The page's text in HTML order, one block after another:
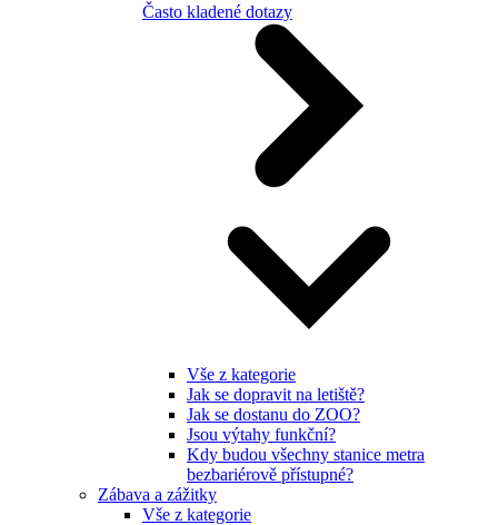
Často kladené dotazy
Vše z kategorie
Jak se dopravit na letiště?
Jak se dostanu do ZOO?
Jsou výtahy funkční?
Kdy budou všechny stanice metra
bezbariérově přístupné?
Zábava a zážitky
Vše z kategorie